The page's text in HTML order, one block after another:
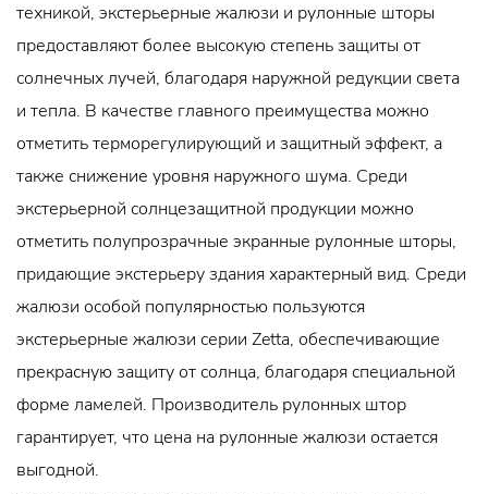
техникой, экстерьерные жалюзи и рулонные шторы
предоставляют более высокую степень защиты от
солнечных лучей, благодаря наружной редукции света
и тепла. В качестве главного преимущества можно
отметить терморегулирующий и защитный эффект, а
также снижение уровня наружного шума. Среди
экстерьерной солнцезащитной продукции можно
отметить полупрозрачные экранные рулонные шторы,
придающие экстерьеру здания характерный вид. Среди
жалюзи особой популярностью пользуются
экстерьерные жалюзи серии Zetta, обеспечивающие
прекрасную защиту от солнца, благодаря специальной
форме ламелей. Производитель рулонных штор
гарантирует, что цена на рулонные жалюзи остается
выгодной.